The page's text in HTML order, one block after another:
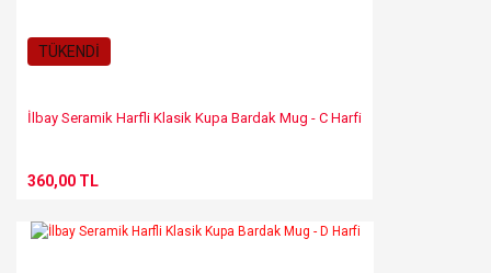
TÜKENDİ
İlbay Seramik Harfli Klasik Kupa Bardak Mug - C Harfi
360,00 TL